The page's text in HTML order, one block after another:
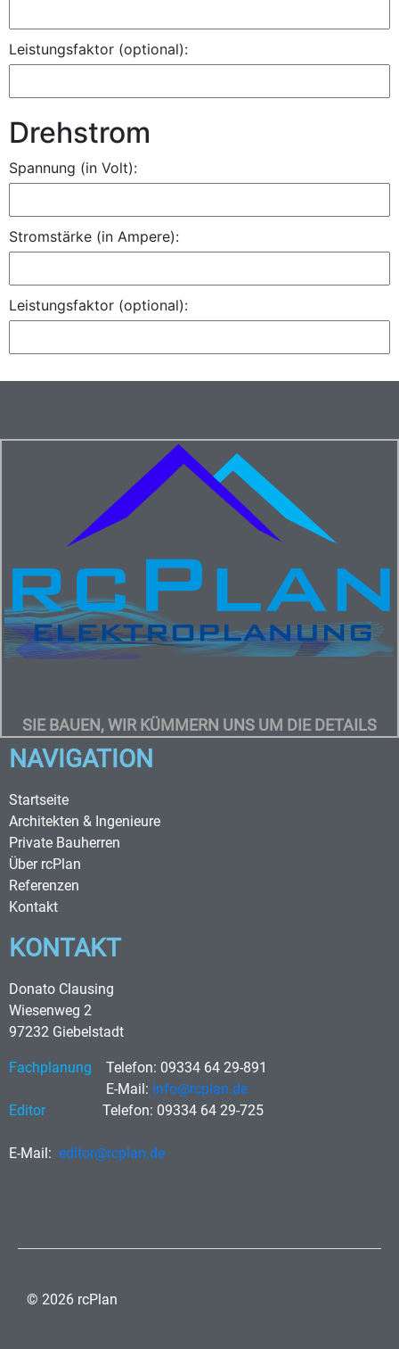
Leistungsfaktor (optional):
Drehstrom
Spannung (in Volt):
Stromstärke (in Ampere):
Leistungsfaktor (optional):
SIE BAUEN, WIR KÜMMERN UNS UM DIE DETAILS
NAVIGATION
Startseite
Architekten & Ingenieure
Private Bauherren
Über rcPlan
Referenzen
Kontakt
KONTAKT
Donato Clausing
Wiesenweg 2
97232 Giebelstadt
Fachplanung
Telefon: 09334 64 29-891
E-Mail: info@rcplan.de
Editor Telefon: 09334 64 29-725
E-Mail: editor@rcplan.de
© 2026 rcPlan